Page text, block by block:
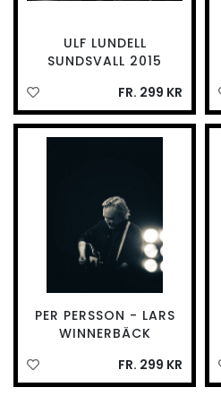
ULF LUNDELL
SUNDSVALL 2015
FR. 299 KR
PER PERSSON - LARS
WINNERBÄCK
FR. 299 KR